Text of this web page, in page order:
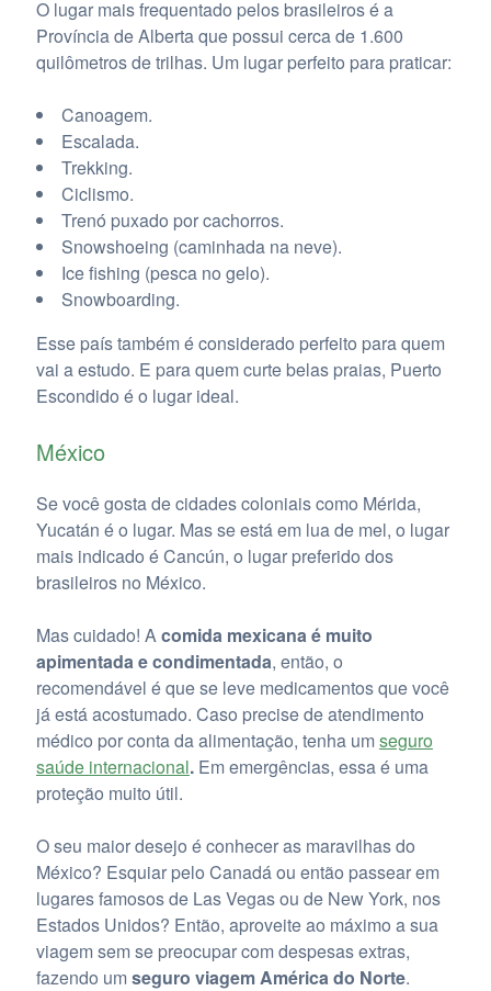
O lugar mais frequentado pelos brasileiros é a
Província de Alberta que possui cerca de 1.600
quilômetros de trilhas. Um lugar perfeito para praticar:
Canoagem.
Escalada.
Trekking.
Ciclismo.
Trenó puxado por cachorros.
Snowshoeing (caminhada na neve).
Ice fishing (pesca no gelo).
Snowboarding.
Esse país também é considerado perfeito para quem
vai a estudo. E para quem curte belas praias, Puerto
Escondido é o lugar ideal.
México
Se você gosta de cidades coloniais como Mérida,
Yucatán é o lugar. Mas se está em lua de mel, o lugar
mais indicado é Cancún, o lugar preferido dos
brasileiros no México.
Mas cuidado! Acomida mexicana é muito
apimentada e condimentada, então, o
recomendável é que se leve medicamentos que você
já está acostumado. Caso precise de atendimento
médico por conta da alimentação, tenha umseguro
saúde internacional.Em emergências, essa é uma
proteção muito útil.
O seu maior desejo é conhecer as maravilhas do
México? Esquiar pelo Canadá ou então passear em
lugares famosos de Las Vegas ou de New York, nos
Estados Unidos? Então, aproveite ao máximo a sua
viagem sem se preocupar com despesas extras,
fazendo umseguro viagem América do Norte.